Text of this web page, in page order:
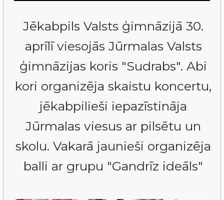
Jēkabpils Valsts ģimnāzijā 30.
aprīlī viesojās Jūrmalas Valsts
ģimnāzijas koris "Sudrabs". Abi
kori organizēja skaistu koncertu,
jēkabpilieši iepazīstināja
Jūrmalas viesus ar pilsētu un
skolu. Vakarā jaunieši organizēja
balli ar grupu "Gandrīz ideāls"